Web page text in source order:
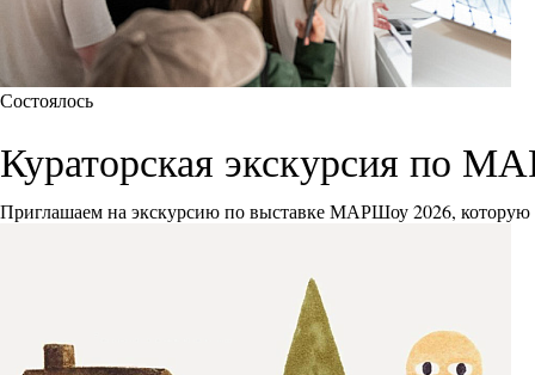
Состоялось
Кураторская экскурсия по
Приглашаем на экскурсию по выставке МАРШоу 2026, которую